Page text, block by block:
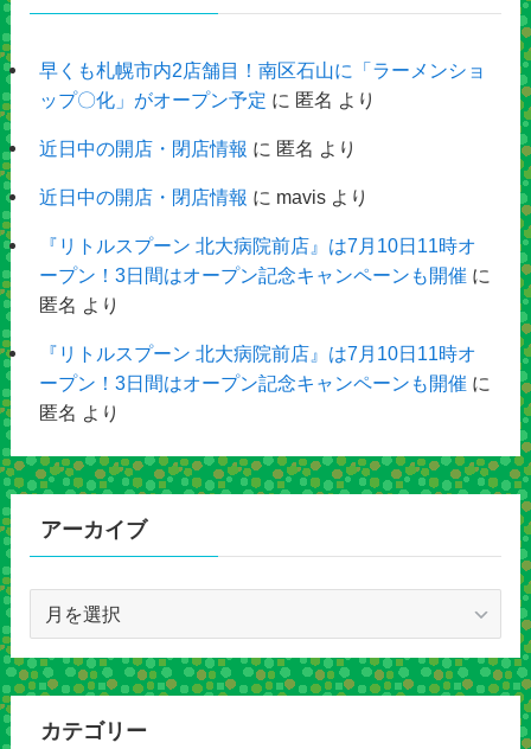
早くも札幌市内2店舗目！南区石山に「ラーメンショ
ップ〇化」がオープン予定 に 匿名 より
近日中の開店・閉店情報 に 匿名 より
近日中の開店・閉店情報 に mavisより
『リトルスプーン 北大病院前店』は7月10日11時オ
ープン！3日間はオープン記念キャンペーンも開催 に
匿名 より
『リトルスプーン 北大病院前店』は7月10日11時オ
ープン！3日間はオープン記念キャンペーンも開催 に
匿名 より
アーカイブ
カ
イ
カテゴリー